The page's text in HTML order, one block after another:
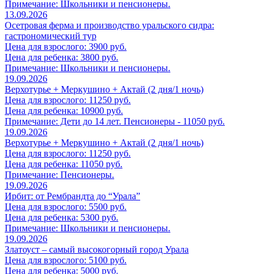
Примечание: Школьники и пенсионеры.
13.09.2026
Осетровая ферма и производство уральского сидра:
гастрономический тур
Цена для взрослого: 3900 руб.
Цена для ребенка: 3800 руб.
Примечание: Школьники и пенсионеры.
19.09.2026
Верхотурье + Меркушино + Актай (2 дня/1 ночь)
Цена для взрослого: 11250 руб.
Цена для ребенка: 10900 руб.
Примечание: Дети до 14 лет. Пенсионеры - 11050 руб.
19.09.2026
Верхотурье + Меркушино + Актай (2 дня/1 ночь)
Цена для взрослого: 11250 руб.
Цена для ребенка: 11050 руб.
Примечание: Пенсионеры.
19.09.2026
Ирбит: от Рембрандта до “Урала”
Цена для взрослого: 5500 руб.
Цена для ребенка: 5300 руб.
Примечание: Школьники и пенсионеры.
19.09.2026
Златоуст – самый высокогорный город Урала
Цена для взрослого: 5100 руб.
Цена для ребенка: 5000 руб.